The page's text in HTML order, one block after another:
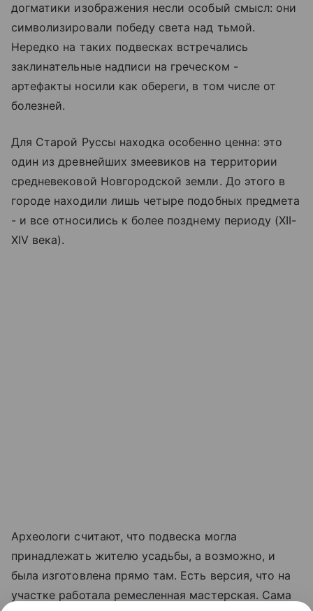
догматики изображения несли особый смысл: они
символизировали победу света над тьмой.
Нередко на таких подвесках встречались
заклинательные надписи на греческом -
артефакты носили как обереги, в том числе от
болезней.
Для Старой Руссы находка особенно ценна: это
один из древнейших змеевиков на территории
средневековой Новгородской земли. До этого в
городе находили лишь четыре подобных предмета
- и все относились к более позднему периоду (XII-
XIV века).
Археологи считают, что подвеска могла
принадлежать жителю усадьбы, а возможно, и
была изготовлена прямо там. Есть версия, что на
участке работала ремесленная мастерская. Сама